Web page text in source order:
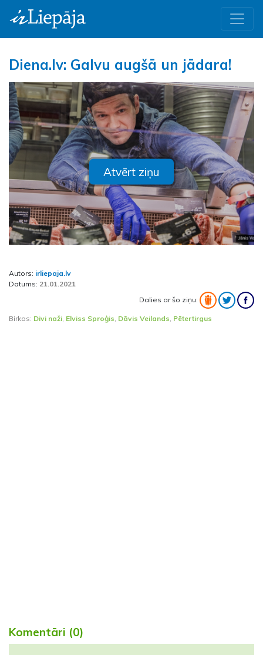
Diena.lv: Galvu augšā un jādara!
Atvērt ziņu
Autors: irliepaja.lv
Datums: 21.01.2021
Dalies ar šo ziņu:
Birkas: Divi naži, Elviss Sproģis, Dāvis Veilands, Pētertirgus
Komentāri (0)